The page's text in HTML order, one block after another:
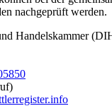
nachgeprüft werden.
Handelskammer